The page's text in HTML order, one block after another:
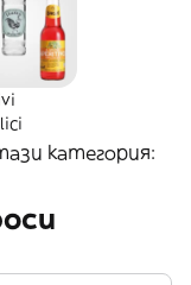
категория: